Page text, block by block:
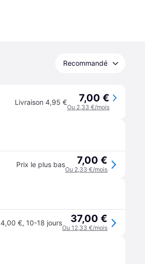
Recommandé
Livraison 4,95 € 7,00 €
Ou 2,33 €/mois
Prix le plus bas 7,00 €
Ou 2,33 €/mois
4,00 €, 10-18 jours 37,00 €
Ou 12,33 €/mois